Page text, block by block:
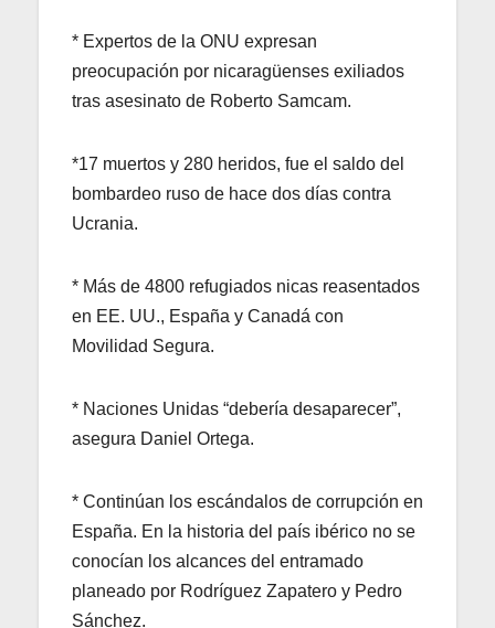
* Expertos de la ONU expresan
preocupación por nicaragüenses exiliados
tras asesinato de Roberto Samcam.
*17 muertos y 280 heridos, fue el saldo del
bombardeo ruso de hace dos días contra
Ucrania.
* Más de 4800 refugiados nicas reasentados
en EE. UU., España y Canadá con
Movilidad Segura.
* Naciones Unidas “debería desaparecer”,
asegura Daniel Ortega.
* Continúan los escándalos de corrupción en
España. En la historia del país ibérico no se
conocían los alcances del entramado
planeado por Rodríguez Zapatero y Pedro
Sánchez.